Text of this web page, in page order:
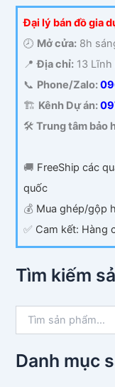
Đại lý bán đồ gia
🕗 Mở cửa:8h
📍Địa chỉ:13 Lĩnh
📞 Phone/Zalo:
🏗️ Kênh Dự án:
🛠️ Trung tâm bảo
🚚 FreeShip các
quốc
💰 Mua ghép/gộp
✅ Cam kết: Hàng
Tìm kiếm
k
iDanh mục